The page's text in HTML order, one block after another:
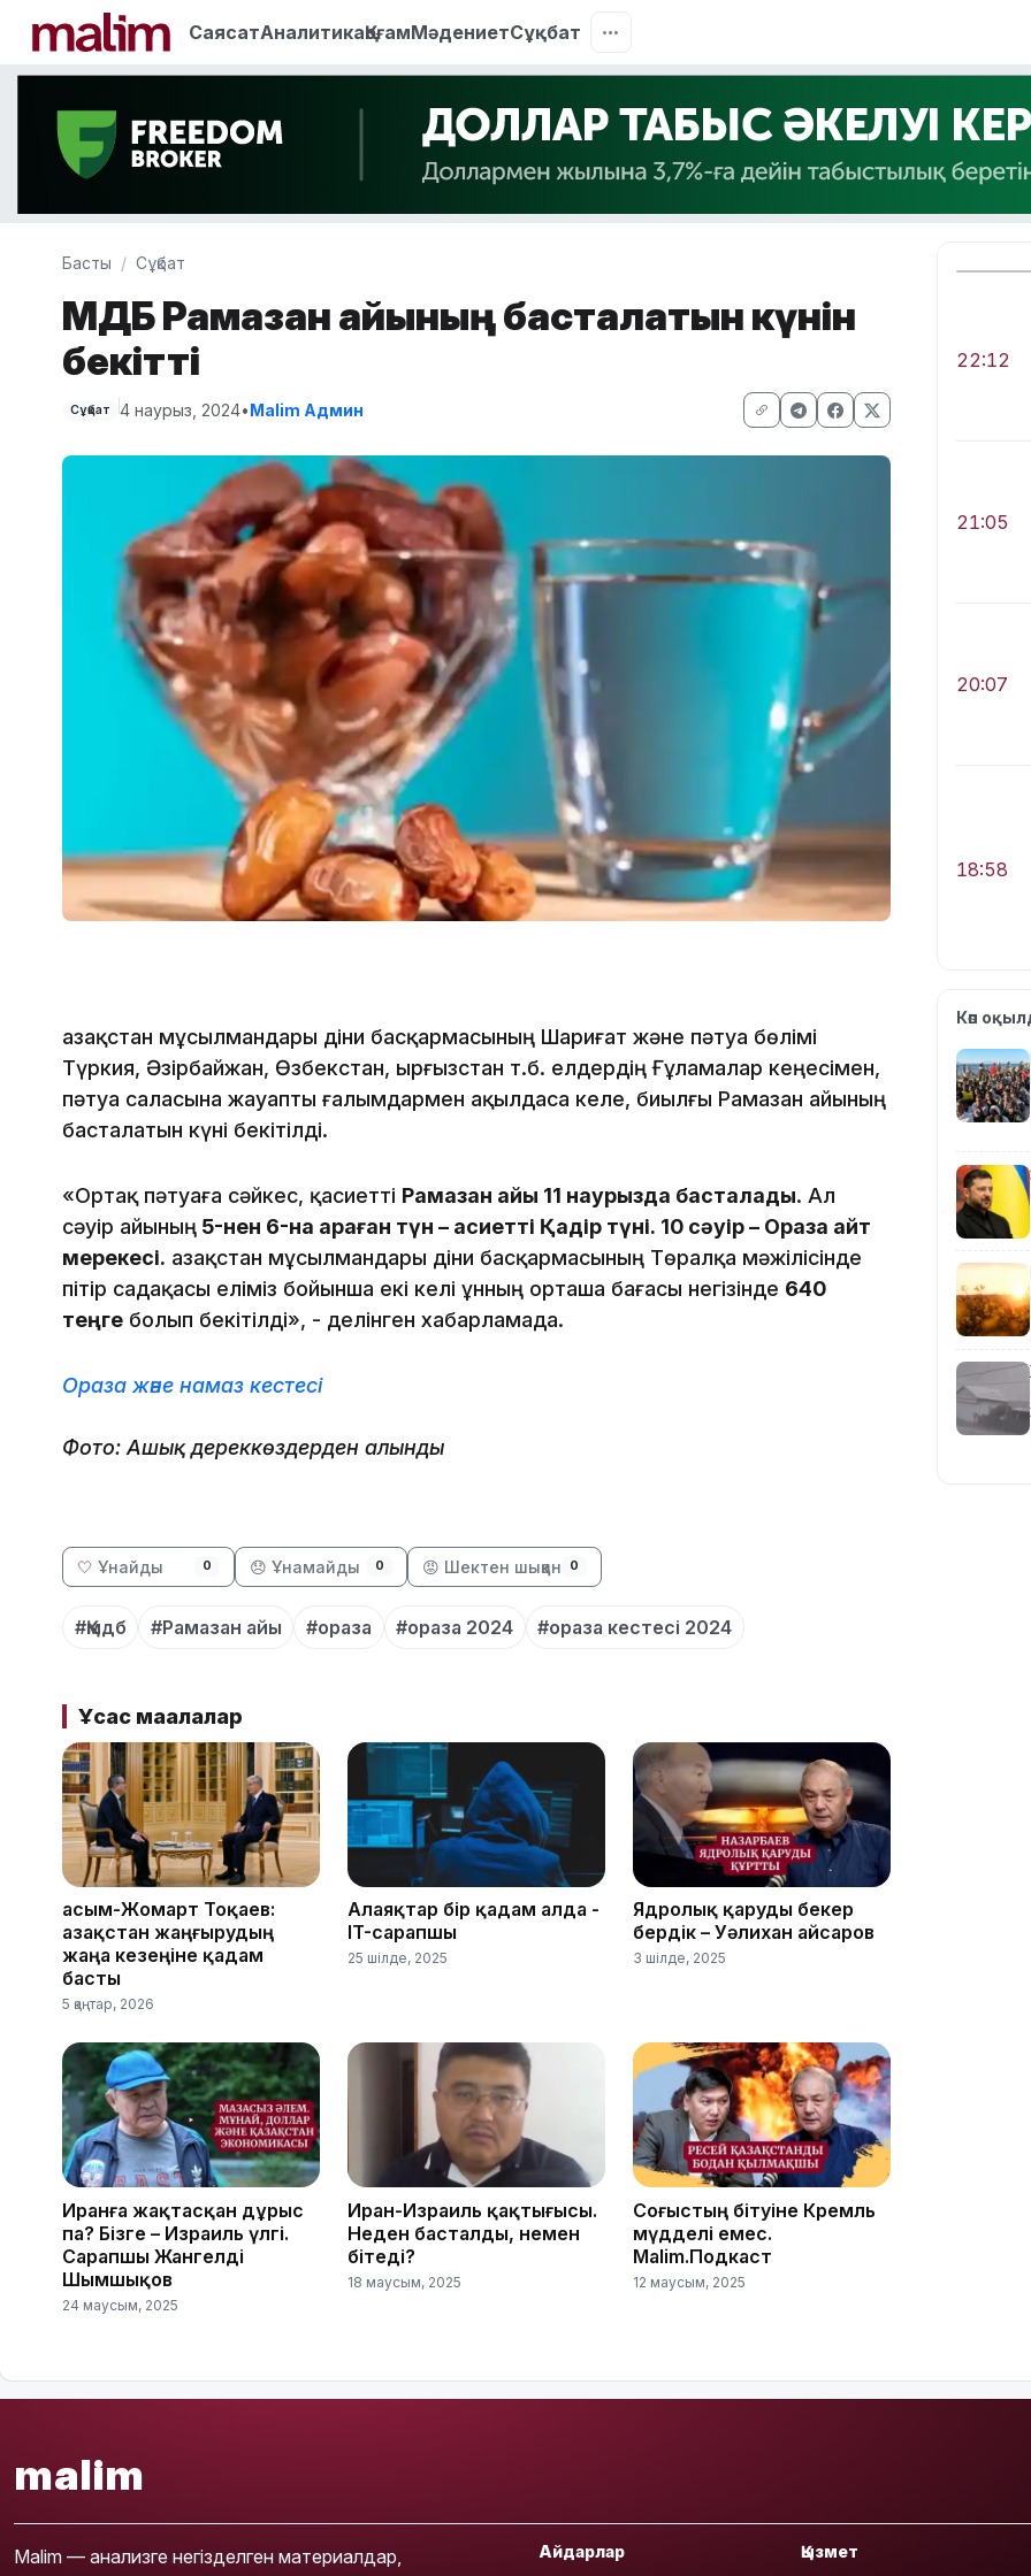
СаясатАналитикаҚоғамМәдениетСұқбат
Басты Сұқбат
ҚМДБ Рамазан айының басталатын күнін
бекітті
Сұқбат 4 наурыз, 2024•Malim Админ
Қазақстан мұсылмандары діни басқармасының Шариғат және пәтуа бөлімі
Түркия, Әзірбайжан, Өзбекстан, Қырғызстан т.б. елдердің Ғұламалар кеңесімен,
пәтуа саласына жауапты ғалымдармен ақылдаса келе, биылғы Рамазан айының
басталатын күні бекітілді.
«Ортақ пәтуаға сәйкес, қасиетті Рамазан айы 11 наурызда басталады. Ал
сәуір айының 5-нен 6-на қараған түн – қасиетті Қадір түні. 10 сәуір – Ораза айт
мерекесі. Қазақстан мұсылмандары діни басқармасының Төралқа мәжілісінде
пітір садақасы еліміз бойынша екі келі ұнның орташа бағасы негізінде 640
теңге болып бекітілді», - делінген хабарламада.
Ораза және намаз кестесі
Фото: Ашық дереккөздерден алынды
🤍 Ұнайды 0 😞 Ұнамайды 0 😡 Шектен шыққан 0
#Қмдб #Рамазан айы #ораза #ораза 2024 #ораза кестесі 2024
Ұқсас мақалалар
Қасым-Жомарт Тоқаев:
Қазақстан жаңғырудың
жаңа кезеңіне қадам
басты
5 қаңтар, 2026
Алаяқтар бір қадам алда -
IT-сарапшы
25 шілде, 2025
Ядролық қаруды бекер
бердік – Уәлихан Қайсаров
3 шілде, 2025
Иранға жақтасқан дұрыс
па? Бізге – Израиль үлгі.
Сарапшы Жангелді
Шымшықов
24 маусым, 2025
Иран-Израиль қақтығысы.
Неден басталды, немен
бітеді?
18 маусым, 2025
Соғыстың бітуіне Кремль
мүдделі емес.
Malim.Подкаст
12 маусым, 2025
22:12
21:05
20:07
18:58
17:57
17:10
16:59
Көп
malim
Malim — анализге негізделген материалдар,
Айдарлар Қызмет